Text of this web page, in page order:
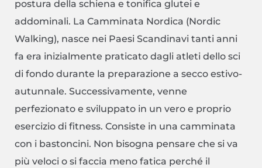
postura della schiena e tonifica glutei e
addominali. La Camminata Nordica (Nordic
Walking), nasce nei Paesi Scandinavi tanti anni
fa era inizialmente praticato dagli atleti dello sci
di fondo durante la preparazione a secco estivo-
autunnale. Successivamente, venne
perfezionato e sviluppato in un vero e proprio
esercizio di fitness. Consiste in una camminata
con i bastoncini. Non bisogna pensare che si va
più veloci o si faccia meno fatica perché il